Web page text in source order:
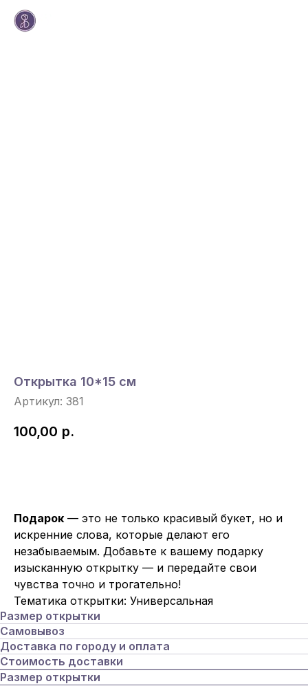
Открытка 10*15 см
Артикул: 381
100,00 р.
Подарок — это не только красивый букет, но и
искренние слова, которые делают его
незабываемым. Добавьте к вашему подарку
изысканную открытку — и передайте свои
чувства точно и трогательно!
Тематика открытки: Универсальная
Размер открытки
Самовывоз
Доставка по городу и оплата
Стоимость доставки
Размер открытки